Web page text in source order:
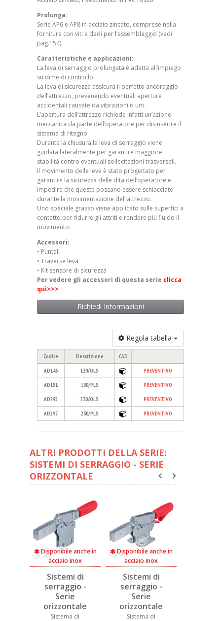
Prolunga:
Serie AP6 e AP8 in acciaio zincato, comprese nella
fornitura con viti e dadi per l’assemblaggio (vedi
pag.154).
Caratteristiche e applicazioni:
La leva di serraggio prolungata è adatta all’impiego
su dime di controllo.
La leva di sicurezza assicura il perfetto ancoraggio
dell’attrezzo, prevenendo eventuali aperture
accidentali causate da vibrazioni o urti.
L’apertura dell’attrezzo richiede infatti un’azione
meccanica da parte dell’operatore per disinserire il
sistema di ritegno.
Durante la chiusura la leva di serraggio viene
guidata lateralmente per garantire maggiore
stabilità contro eventuali sollecitazioni trasversali.
Il movimento delle leve è stato progettato per
garantire la sicurezza delle dita dell’operatore e
impedire che queste possano essere schiacciate
durante la movimentazione dell’attrezzo.
Uno speciale grasso viene applicato sulle superfici a
contatto per ridurre gli attriti e rendere più fluido il
movimento.
Accessori:
• Puntali
• Traverse leva
• Kit sensore di sicurezza
Per vedere gli accessori di questa serie clicca
qui>>>
Richiedi Informazioni
Regola tabella
Codice Descrizione CAD
AD146 130/OLS PREVENTIVO
AD151 130/PLS PREVENTIVO
AD295 230/OLS PREVENTIVO
AD297 230/PLS PREVENTIVO
ALTRI PRODOTTI DELLA SERIE:
SISTEMI DI SERRAGGIO - SERIE
ORIZZONTALE
Disponibile anche in
acciaio inox
Sistemi di
serraggio -
Serie
orizzontale
Sistema di
Disponibile anche in
acciaio inox
Sistemi di
serraggio -
Serie
orizzontale
Sistema di